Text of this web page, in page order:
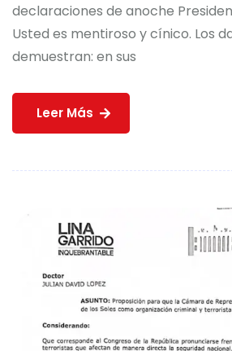
declaraciones de anoche
Usted es mentiroso y cínico. Los
demuestran: en sus
Leer Más